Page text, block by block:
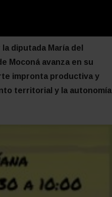
diputada María del
Moconá avanza en su
impronta productiva y
territorial y la autonomía